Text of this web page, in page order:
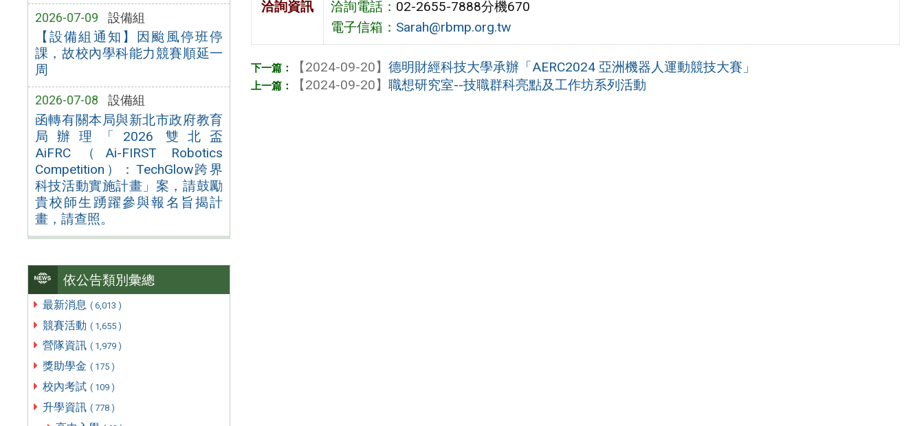
2026-07-09 設備組
【設備組通知】因颱風停班停
課，故校內學科能力競賽順延一
周
2026-07-08 設備組
函轉有關本局與新北市政府教育
局辦理「2026 雙北盃
AiFRC（Ai-FIRST Robotics
Competition）：TechGlow跨界
科技活動實施計畫」案，請鼓勵
貴校師生踴躍參與報名旨揭計
畫，請查照。
依公告類別彙總
最新消息 ( 6,013 )
競賽活動 ( 1,655 )
營隊資訊 ( 1,979 )
獎助學金 ( 175 )
校內考試 ( 109 )
升學資訊 ( 778 )
洽詢資訊
洽詢電話： 02-2655-7888分機670
電子信箱： Sarah@rbmp.org.tw
【2024-09-20】德明財經科技大學承辦「AERC2024 亞洲機器人運動競技大賽」
【2024-09-20】職想研究室--技職群科亮點及工作坊系列活動